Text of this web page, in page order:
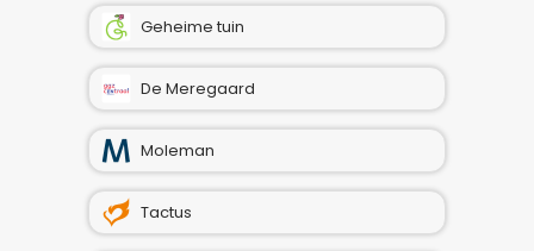
Geheime tuin
De Meregaard
Moleman
Tactus